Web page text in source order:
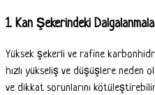
1. Kan Şekerindeki
Yüksek şekerli ve rafine
hızlı yükseliş ve düşüşlere neden
ve dikkat sorunlarını